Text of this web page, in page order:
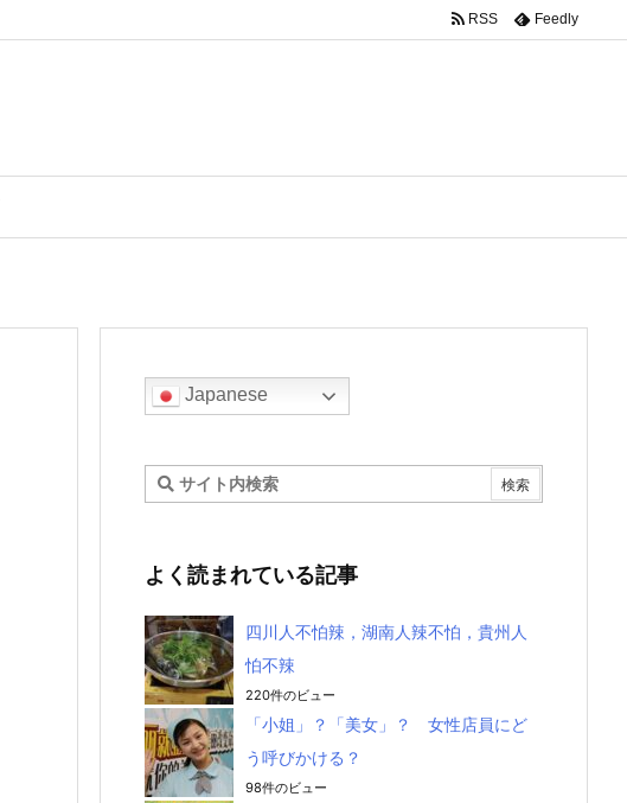
RSS Feedly
Japanese
よく読まれている記事
四川人不怕辣，湖南人辣不怕，貴州人
怕不辣
220件のビュー
「小姐」？「美女」？ 女性店員にど
う呼びかける？
98件のビュー